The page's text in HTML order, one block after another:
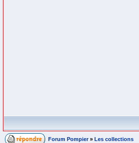
Forum Pompier » Les collections